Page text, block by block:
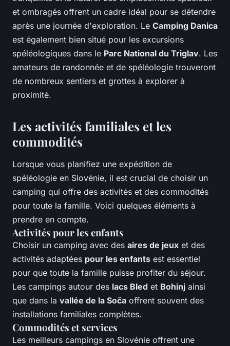
et ombragés offrent un cadre idéal pour se détendre
après une journée d'exploration. Le Camping Danica
est également bien situé pour les excursions
spéléologiques dans le Parc National du Triglav. Les
amateurs de randonnée et de spéléologie trouveront
de nombreux sentiers et grottes à explorer à
proximité.
Les activités familiales et les
commodités
Lorsque vous planifiez une expédition de
spéléologie en Slovénie, il est crucial de choisir un
camping qui offre des activités et des commodités
pour toute la famille. Voici quelques éléments à
prendre en compte.
Activités pour les enfants
Choisir un camping avec des aires de jeux et des
activités adaptées pour les enfants est essentiel
pour que toute la famille puisse profiter du séjour.
Les campings autour des lacs Bled et Bohinj ainsi
que dans la vallée de la Soča offrent souvent des
installations familiales complètes.
Commodités et services
Les meilleurs campings en Slovénie offrent une